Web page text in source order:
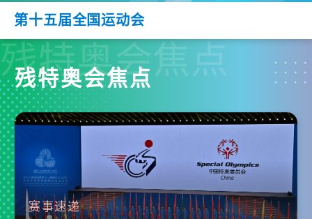
第十五届全国运动会
残特奥会焦点
残特奥会焦点
赛事速递